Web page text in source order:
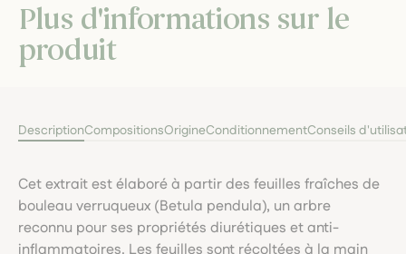
Plus d'informations sur le
produit
DescriptionCompositionsOrigineConditionnementConseils
Cet extrait est élaboré à partir des feuilles fraîches de
bouleau verruqueux (Betula pendula), un arbre
reconnu pour ses propriétés diurétiques et anti-
inflammatoires. Les feuilles sont récoltées à la main